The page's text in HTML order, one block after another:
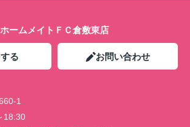
ホームメイトＦＣ倉敷東店
る お問い合わせ
1
18:30